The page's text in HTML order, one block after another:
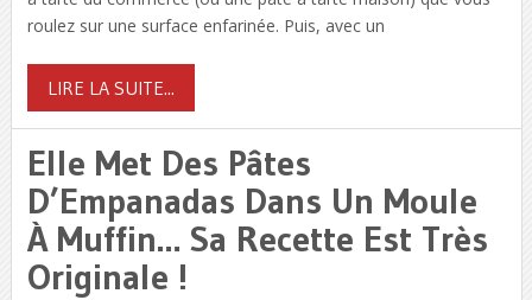
roulez sur une surface enfarinée. Puis, avec un
LIRE LA SUITE...
Elle Met Des Pâtes
D’Empanadas Dans Un Moule
À Muffin… Sa Recette Est Très
Originale !